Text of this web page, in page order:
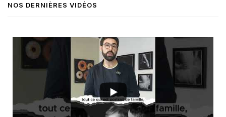
NOS DERNIÈRES VIDÉOS